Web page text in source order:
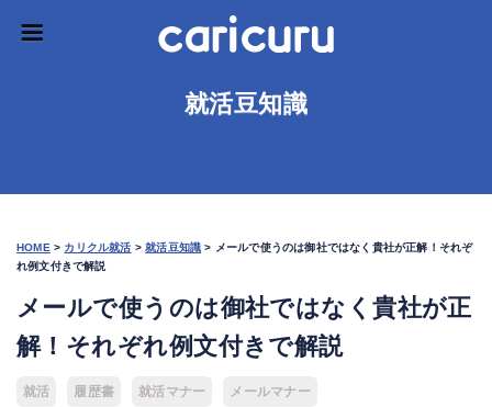
就活豆知識
HOME > カリクル就活 >就活豆知識 > メールで使うのは御社ではなく貴社が正解！それぞ
れ例文付きで解説
メールで使うのは御社ではなく貴社が正
解！それぞれ例文付きで解説
就活 履歴書 就活マナー メールマナー